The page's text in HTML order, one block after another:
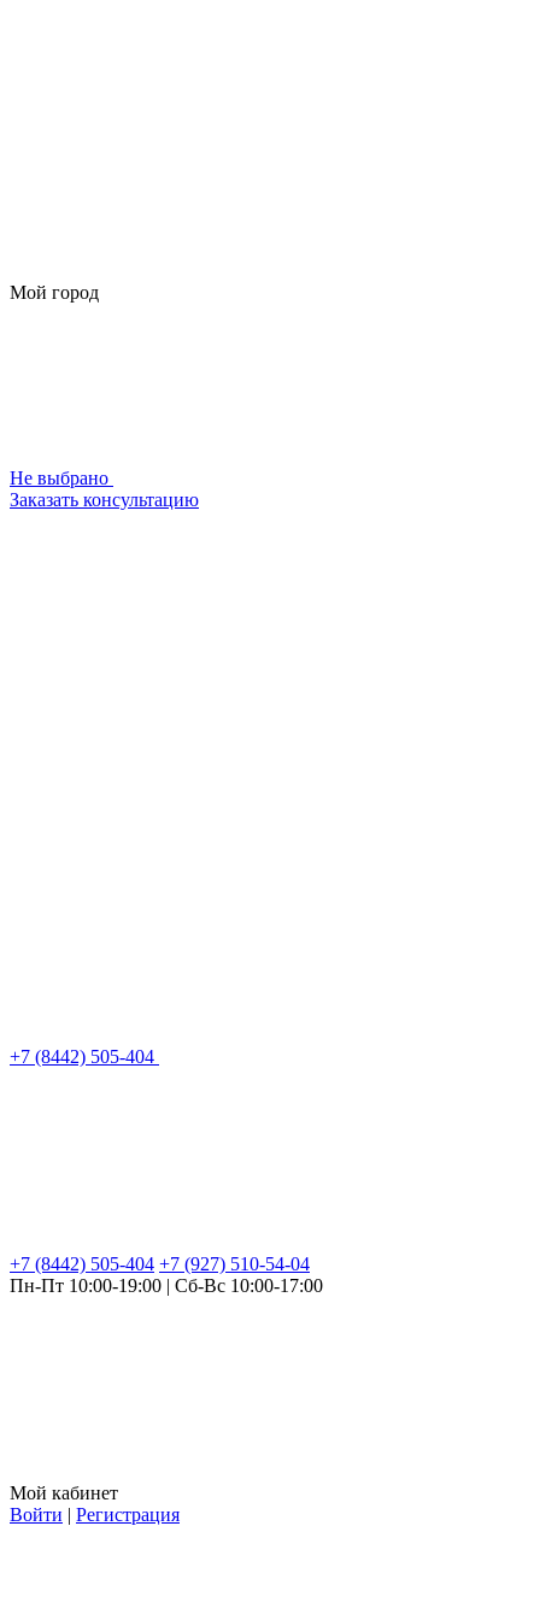
Мой город
Не выбрано
Заказать консультацию
+7 (8442) 505-404
+7 (8442) 505-404 +7 (927) 510-54-04
Пн-Пт 10:00-19:00 | Сб-Вс 10:00-17:00
Мой кабинет
Войти | Регистрация